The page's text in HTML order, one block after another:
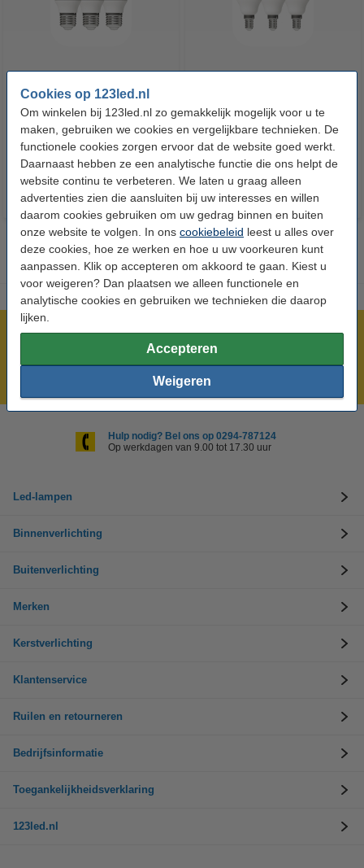
Cookies op 123led.nl
Om winkelen bij 123led.nl zo gemakkelijk mogelijk voor u te
maken, gebruiken we cookies en vergelijkbare technieken. De
functionele cookies zorgen ervoor dat de website goed werkt.
Daarnaast hebben ze een analytische functie die ons helpt de
website continu te verbeteren. We laten u graag alleen
advertenties zien die aansluiten bij uw interesses en willen
daarom cookies gebruiken om uw gedrag binnen en buiten
onze website te volgen. In ons cookiebeleid leest u alles over
deze cookies, hoe ze werken en hoe u uw voorkeuren kunt
aanpassen. Klik op accepteren om akkoord te gaan. Kiest u
voor weigeren? Dan plaatsen we alleen functionele en
analytische cookies en gebruiken we technieken die daarop
lijken.
Accepteren
Weigeren
P45 | Mat | 2.2W (25W) | 3 stuks
€ 6,95 Inclusief 21% BTW € 6,95 Inclusief 21% BTW
Meer dan 5 miljoen klanten!
Voor 23.59 uur besteld, morgen in huis!
Hulp nodig? Bel ons op 0294-787124
Op werkdagen van 9.00 tot 17.30 uur
Led-lampen
Binnenverlichting
Buitenverlichting
Merken
Kerstverlichting
Klantenservice
Ruilen en retourneren
Bedrijfsinformatie
Toegankelijkheidsverklaring
123led.nl